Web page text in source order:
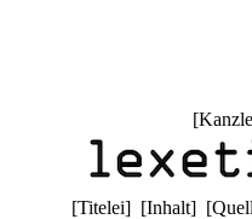
[
[Titelei] [Inhalt] [